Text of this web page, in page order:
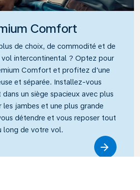
Comfort
de choix, de commodité et de
intercontinental ? Optez pour
Comfort et profitez d'une
et séparée. Installez-vous
un siège spacieux avec plus
les jambes et une plus grande
détendre et vous reposer tout
long de votre vol.